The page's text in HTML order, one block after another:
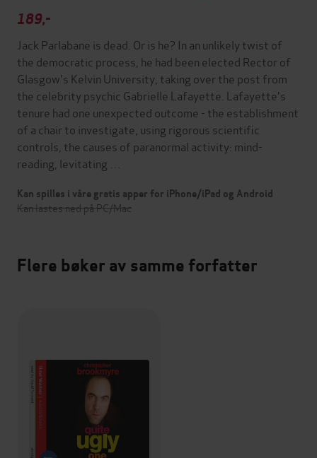
189,-
Jack Parlabane is dead. Or is he? In an unlikely twist of
the democratic process, he had been elected Rector of
Glasgow's Kelvin University, taking over the post from
the celebrity psychic Gabrielle Lafayette. Lafayette's
tenure had one unexpected outcome - the establishment
of a chair to investigate, using rigorous scientific
controls, the causes of paranormal activity: mind-
reading, levitating …
Kan spilles i våre gratis apper for iPhone/iPad og Android
Kan lastes ned på PC/Mac
Flere bøker av samme forfatter